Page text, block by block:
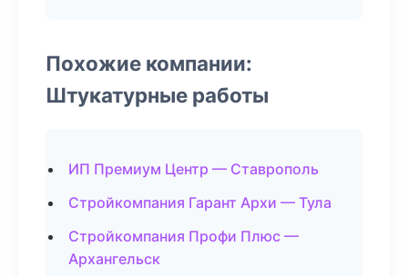
Похожие компании:
Штукатурные работы
ИП Премиум Центр — Ставрополь
Стройкомпания Гарант Архи — Тула
Стройкомпания Профи Плюс —
Архангельск